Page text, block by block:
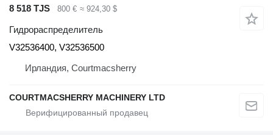
8 518 TJS 800 € ≈ 924,30 $
Гидрораспределитель
V32536400, V32536500
Ирландия, Courtmacsherry
COURTMACSHERRY MACHINERY LTD